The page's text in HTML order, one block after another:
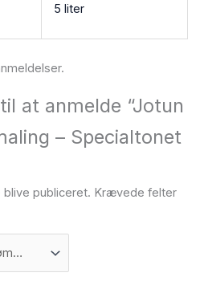
5 liter
at anmelde “Jotun
– Specialtonet
blive publiceret. Krævede felter